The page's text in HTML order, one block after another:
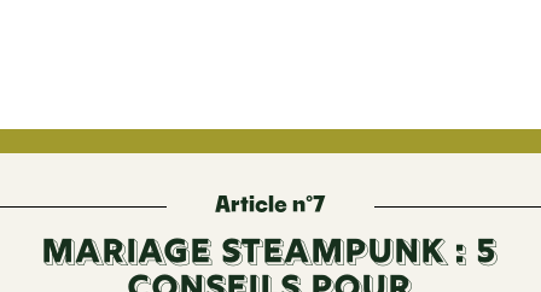
Article n°7
MARIAGE STEAMPUNK : 5